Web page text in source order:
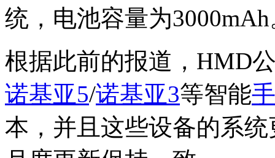
统，电池容量为
根据此前的报道，HMD
诺基亚5/诺基亚3等智能
本，并且这些设备的系